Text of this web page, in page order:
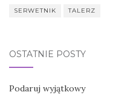
SERWETNIK TALERZ
OSTATNIE POSTY
Podaruj wyjątkowy